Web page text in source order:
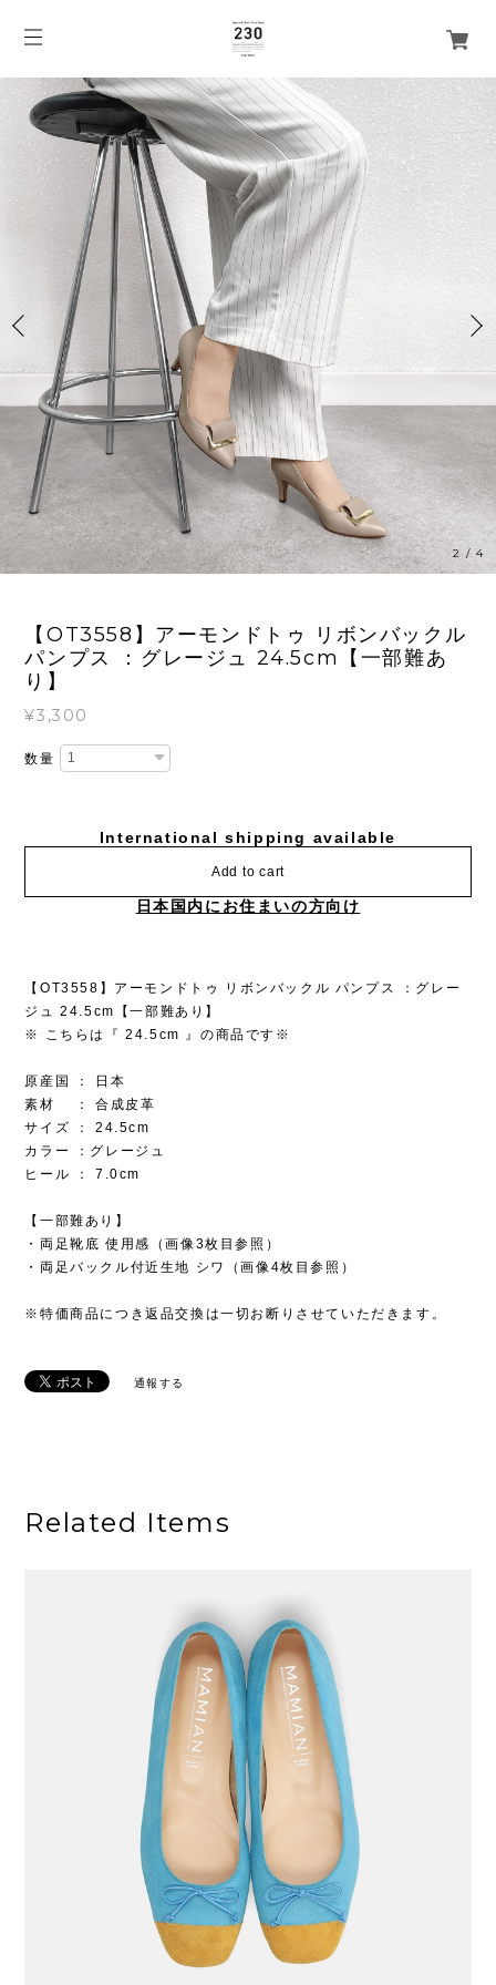
2/4
【OT3558】アーモンドトゥ リボンバックル
パンプス ：グレージュ 24.5cm【一部難あ
り】
¥3,300
数量
International shipping available
Add to cart
日本国内にお住まいの方向け
【OT3558】アーモンドトゥ リボンバックル パンプス ：グレー
ジュ 24.5cm【一部難あり】
※ こちらは『 24.5cm 』の商品です※
原産国 ： 日本
素材 ： 合成皮革
サイズ ： 24.5cm
カラー ：グレージュ
ヒール ： 7.0cm
【一部難あり】
・両足靴底 使用感（画像3枚目参照）
・両足バックル付近生地 シワ（画像4枚目参照）
※特価商品につき返品交換は一切お断りさせていただきます。
通報する
Related Items